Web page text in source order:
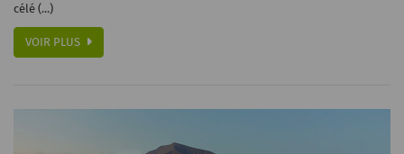
célé (...)
VOIR PLUS